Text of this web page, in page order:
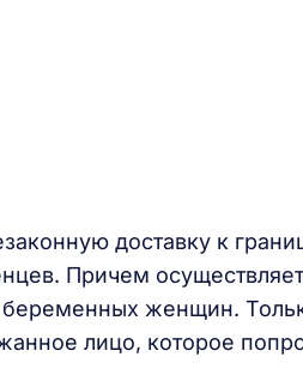
доставку к
Причем
женщин.
лицо, которое